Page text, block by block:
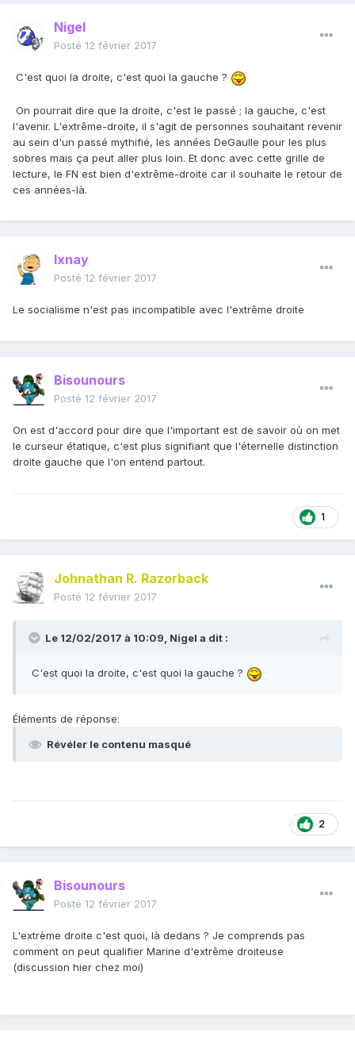
Nigel
Posté 12 février 2017
C'est quoi la droite, c'est quoi la gauche ?
On pourrait dire que la droite, c'est le passé ; la gauche, c'est
l'avenir. L'extrême-droite, il s'agit de personnes souhaitant revenir
au sein d'un passé mythifié, les années DeGaulle pour les plus
sobres mais ça peut aller plus loin. Et donc avec cette grille de
lecture, le FN est bien d'extrême-droite car il souhaite le retour de
ces années-là.
Ixnay
Posté 12 février 2017
Le socialisme n'est pas incompatible avec l'extrême droite
Bisounours
Posté 12 février 2017
On est d'accord pour dire que l'important est de savoir où on met
le curseur étatique, c'est plus signifiant que l'éternelle distinction
droite gauche que l'on entend partout.
1
Johnathan R. Razorback
Posté 12 février 2017
Le 12/02/2017 à 10:09, Nigel a dit :
C'est quoi la droite, c'est quoi la gauche ?
Éléments de réponse:
Révéler le contenu masqué
2
Bisounours
Posté 12 février 2017
L'extrème droite c'est quoi, là dedans ? Je comprends pas
comment on peut qualifier Marine d'extrême droiteuse
(discussion hier chez moi)